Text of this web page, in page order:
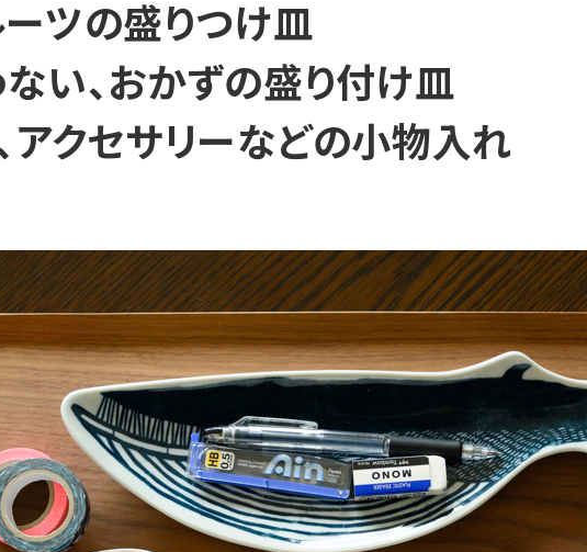
ーツの盛りつけ皿
ない、おかずの盛り付け皿
アクセサリーなどの小物入れ